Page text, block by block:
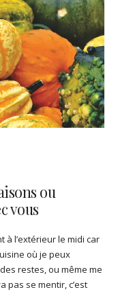
ou
vous
à l’extérieur le midi car
où je peux
restes, ou même me
pas se mentir, c’est